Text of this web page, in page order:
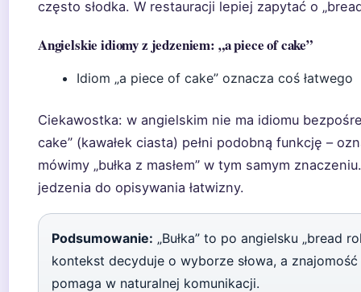
często słodka. W restauracji lepiej zapytać o
Angielskie idiomy z jedzeniem: „a piece of cake”
Idiom „a piece of cake” oznacza coś łatwego
Ciekawostka: w angielskim nie ma idiomu
cake” (kawałek ciasta) pełni podobną funkcję –
mówimy „bułka z masłem” w tym samym
jedzenia do opisywania łatwizny.
Podsumowanie: „Bułka” to po angielsku „bread
kontekst decyduje o wyborze słowa, a
pomaga w naturalnej komunikacji.